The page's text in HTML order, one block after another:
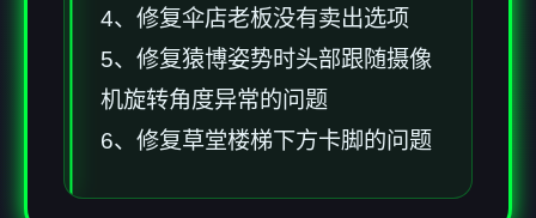
4、修复伞店老板没有卖出选项
5、修复猿博姿势时头部跟随摄像
机旋转角度异常的问题
6、修复草堂楼梯下方卡脚的问题